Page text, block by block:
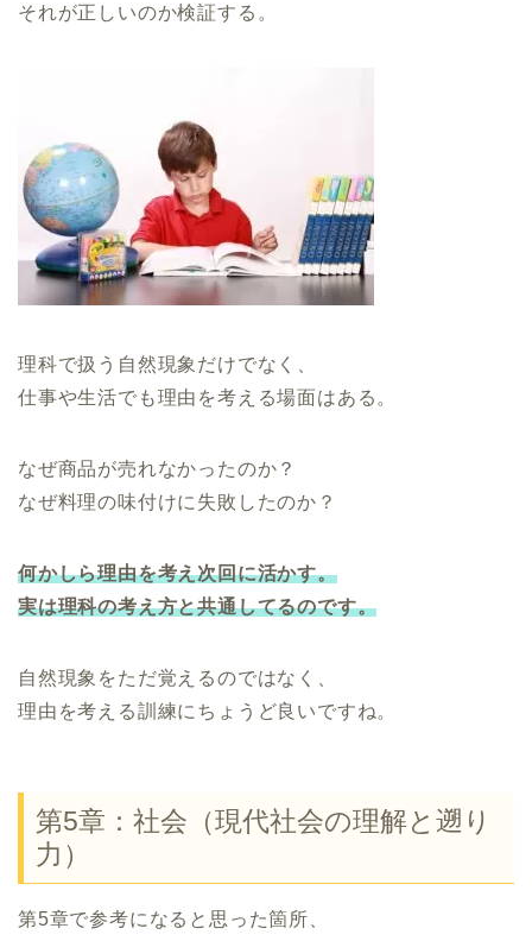
それが正しいのか検証する。
理科で扱う自然現象だけでなく、
仕事や生活でも理由を考える場面はある。
なぜ商品が売れなかったのか？
なぜ料理の味付けに失敗したのか？
何かしら理由を考え次回に活かす。
実は理科の考え方と共通してるのです。
自然現象をただ覚えるのではなく、
理由を考える訓練にちょうど良いですね。
第5章：社会（現代社会の理解と遡り
力）
第5章で参考になると思った箇所、